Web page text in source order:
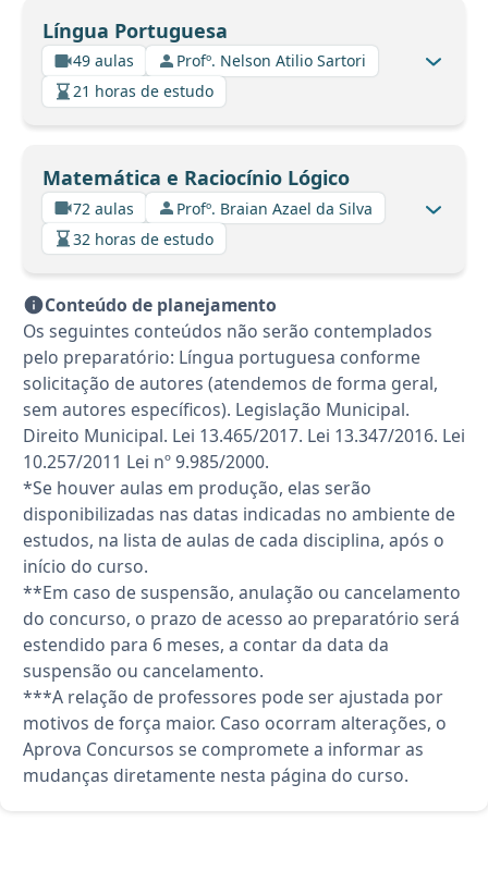
Língua Portuguesa
49 aulas
Profº. Nelson Atilio Sartori
21 horas de estudo
Matemática e Raciocínio Lógico
72 aulas
Profº. Braian Azael da Silva
32 horas de estudo
Conteúdo de planejamento
Os seguintes conteúdos não serão contemplados
pelo preparatório: Língua portuguesa conforme
solicitação de autores (atendemos de forma geral,
sem autores específicos). Legislação Municipal.
Direito Municipal. Lei 13.465/2017. Lei 13.347/2016. Lei
10.257/2011 Lei nº 9.985/2000.
*Se houver aulas em produção, elas serão
disponibilizadas nas datas indicadas no ambiente de
estudos, na lista de aulas de cada disciplina, após o
início do curso.
**Em caso de suspensão, anulação ou cancelamento
do concurso, o prazo de acesso ao preparatório será
estendido para 6 meses, a contar da data da
suspensão ou cancelamento.
***A relação de professores pode ser ajustada por
motivos de força maior. Caso ocorram alterações, o
Aprova Concursos se compromete a informar as
mudanças diretamente nesta página do curso.